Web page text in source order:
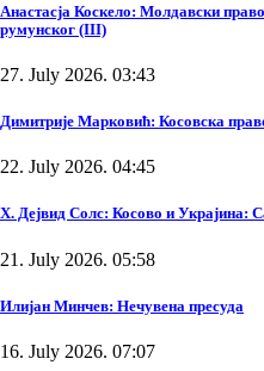
Анастасја Коскело: Молдавски
румунског (III)
27. July 2026. 03:43
Димитрије Марковић: Косовска
22. July 2026. 04:45
Х. Дејвид Солс: Косово и Украјина:
21. July 2026. 05:58
Илијан Минчев: Нечувена пресуда
16. July 2026. 07:07